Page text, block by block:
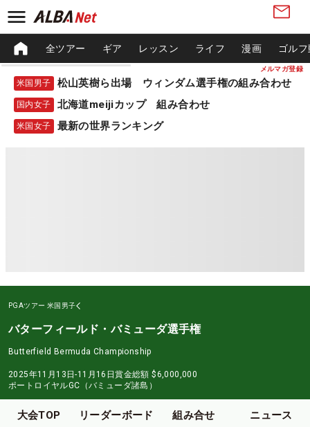
メルマガ登録
全ツアー ギア レッスン ライフ 漫画 ゴル
米国男子 松山英樹ら出場 ウィンダム選手権の組み合わせ
国内女子 北海道meijiカップ 組み合わせ
米国女子 最新の世界ランキング
PGAツアー 米国男子
バターフィールド・バミューダ選手権
Butterfield Bermuda Championship
2025年11月13日-11月16日賞金総額 $6,000,000
ポートロイヤルGC（バミューダ諸島）
大会TOP リーダーボード 組み合せ ニュース